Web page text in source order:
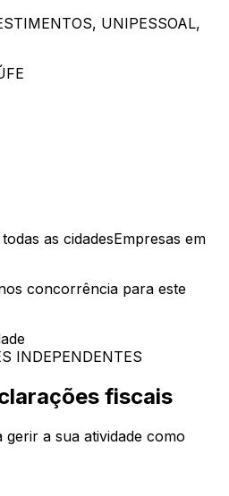
UNIPESSOAL,
as cidadesEmpresas em
concorrência para este
INDEPENDENTES
fiscais
a sua atividade como